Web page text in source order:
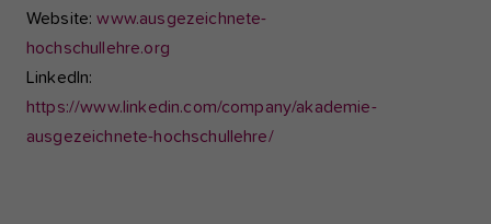
Website:www.ausgezeichnete-
hochschullehre.org
LinkedIn:
https://www.linkedin.com/company/akademie-
ausgezeichnete-hochschullehre/